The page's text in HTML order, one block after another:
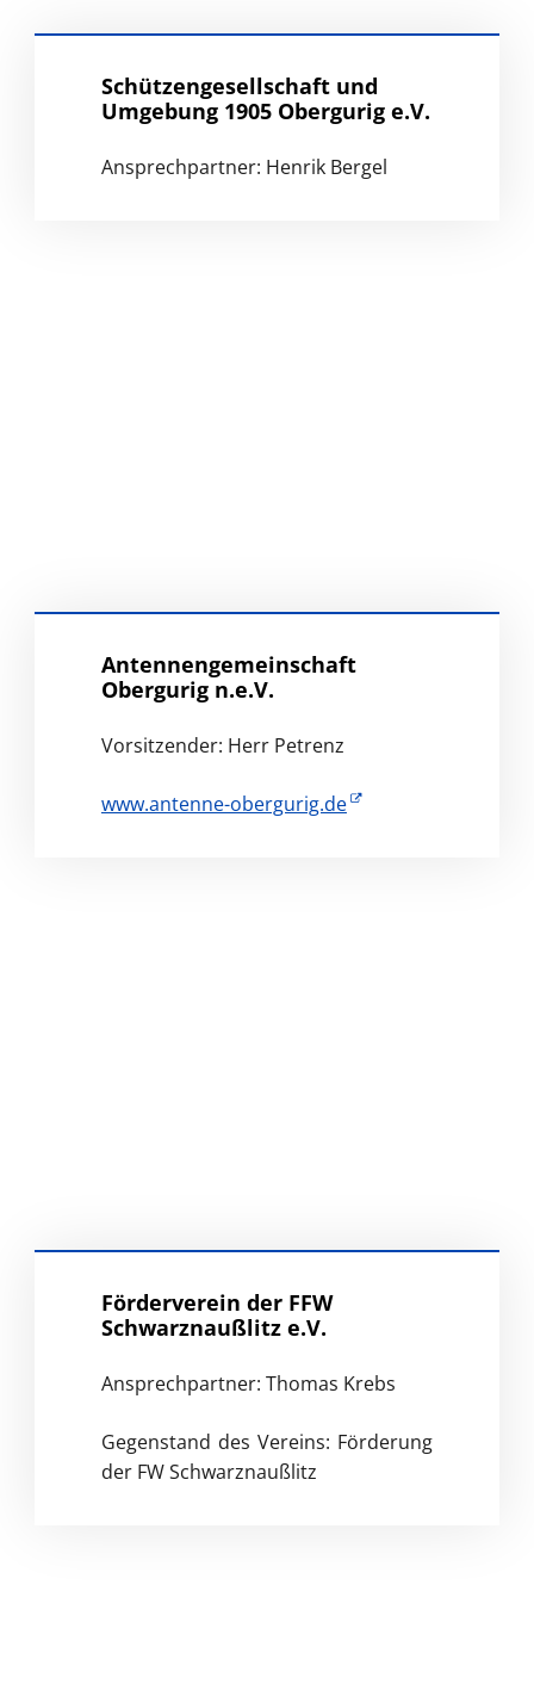
Schützengesellschaft und
Umgebung 1905 Obergurig e.V.
Ansprechpartner: Henrik Bergel
Antennengemeinschaft
Obergurig n.e.V.
Vorsitzender: Herr Petrenz
www.antenne-obergurig.de
Förderverein der FFW
Schwarznaußlitz e.V.
Ansprechpartner: Thomas Krebs
Gegenstand des Vereins: Förderung
der FW Schwarznaußlitz